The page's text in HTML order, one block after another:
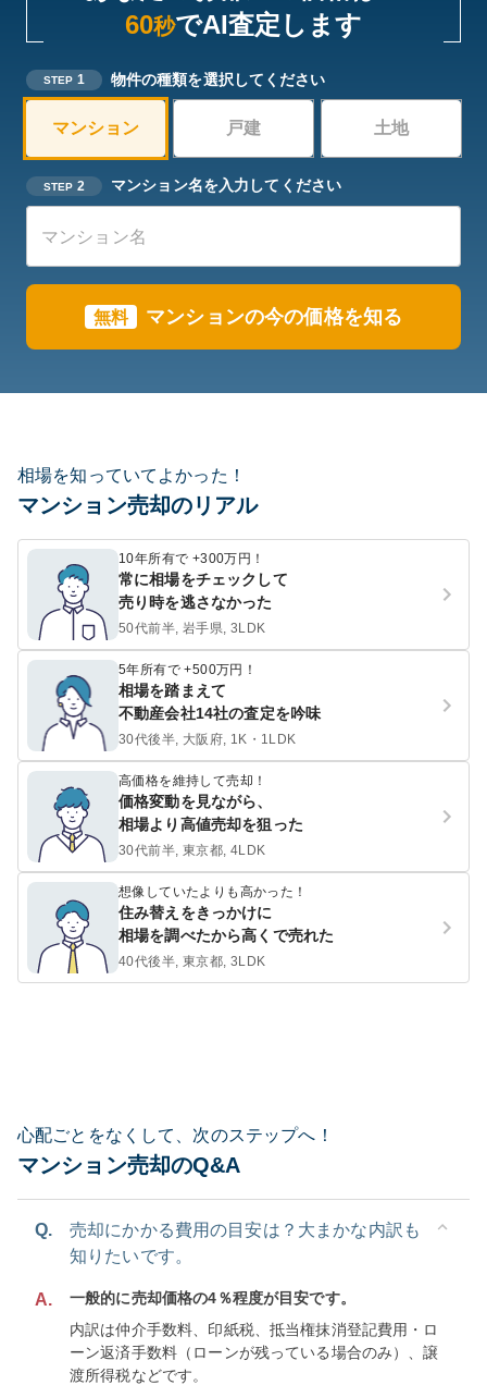
60秒でAI査定します
STEP 1 物件の種類を選択してください
マンション 戸建 土地
STEP 2 マンション名を入力してください
無料 マンションの今の価格を知る
相場を知っていてよかった！
マンション売却のリアル
10年所有で +300万円！
常に相場をチェックして
売り時を逃さなかった
50代前半, 岩手県, 3LDK
5年所有で +500万円！
相場を踏まえて
不動産会社14社の査定を吟味
30代後半, 大阪府, 1K・1LDK
高価格を維持して売却！
価格変動を見ながら、
相場より高値売却を狙った
30代前半, 東京都, 4LDK
想像していたよりも高かった！
住み替えをきっかけに
相場を調べたから高くで売れた
40代後半, 東京都, 3LDK
心配ごとをなくして、次のステップへ！
マンション売却のQ&A
Q.
売却にかかる費用の目安は？大まかな内訳も
知りたいです。
A.
一般的に売却価格の4％程度が目安です。
内訳は仲介手数料、印紙税、抵当権抹消登記費用・ロ
ーン返済手数料（ローンが残っている場合のみ）、譲
渡所得税などです。